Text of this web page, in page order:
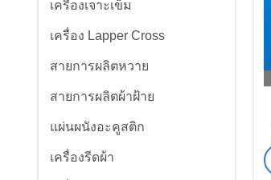
เครื่องเจาะเข็ม
เครื่อง Lapper Cross
สายการผลิตหวาย
สายการผลิตผ้าฝ้าย
แผ่นผนังอะคูสติก
เครื่องรีดผ้า